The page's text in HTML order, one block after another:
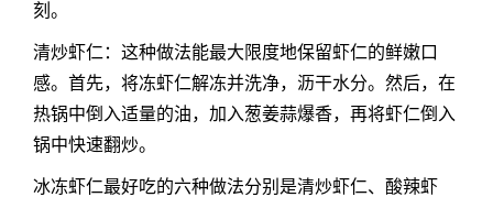
刻。
清炒虾仁：这种做法能最大限度地保留虾仁的鲜嫩口
感。首先，将冻虾仁解冻并洗净，沥干水分。然后，在
热锅中倒入适量的油，加入葱姜蒜爆香，再将虾仁倒入
锅中快速翻炒。
冰冻虾仁最好吃的六种做法分别是清炒虾仁、酸辣虾